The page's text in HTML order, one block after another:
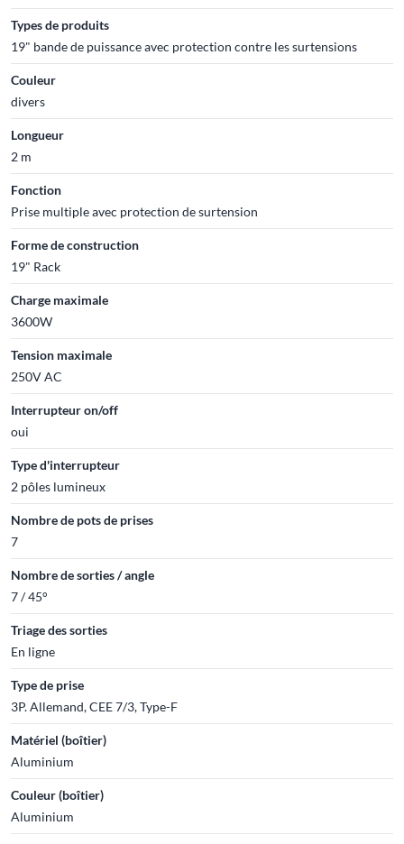
Types de produits
19" bande de puissance avec protection contre les surtensions
Couleur
divers
Longueur
2 m
Fonction
Prise multiple avec protection de surtension
Forme de construction
19" Rack
Charge maximale
3600W
Tension maximale
250V AC
Interrupteur on/off
oui
Type d'interrupteur
2 pôles lumineux
Nombre de pots de prises
7
Nombre de sorties / angle
7 / 45°
Triage des sorties
En ligne
Type de prise
3P. Allemand, CEE 7/3, Type-F
Matériel (boîtier)
Aluminium
Couleur (boîtier)
Aluminium